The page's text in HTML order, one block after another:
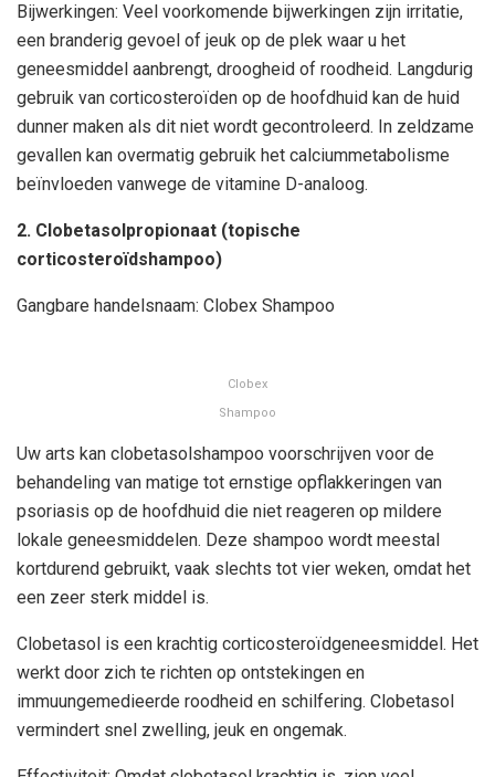
Bijwerkingen: Veel voorkomende bijwerkingen zijn irritatie,
een branderig gevoel of jeuk op de plek waar u het
geneesmiddel aanbrengt, droogheid of roodheid. Langdurig
gebruik van corticosteroïden op de hoofdhuid kan de huid
dunner maken als dit niet wordt gecontroleerd. In zeldzame
gevallen kan overmatig gebruik het calciummetabolisme
beïnvloeden vanwege de vitamine D-analoog.
2. Clobetasolpropionaat (topische
corticosteroïdshampoo)
Gangbare handelsnaam: Clobex Shampoo
Clobex
Shampoo
Uw arts kan clobetasolshampoo voorschrijven voor de
behandeling van matige tot ernstige opflakkeringen van
psoriasis op de hoofdhuid die niet reageren op mildere
lokale geneesmiddelen. Deze shampoo wordt meestal
kortdurend gebruikt, vaak slechts tot vier weken, omdat het
een zeer sterk middel is.
Clobetasol is een krachtig corticosteroïdgeneesmiddel. Het
werkt door zich te richten op ontstekingen en
immuungemedieerde roodheid en schilfering. Clobetasol
vermindert snel zwelling, jeuk en ongemak.